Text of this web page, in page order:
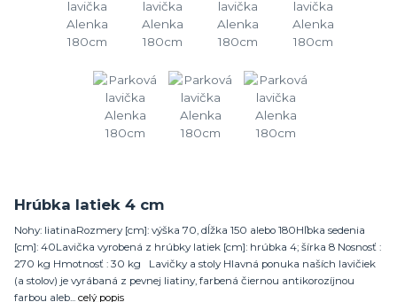
Hrúbka latiek 4 cm
Nohy: liatinaRozmery [cm]: výška 70, dĺžka 150 alebo 180Hľbka sedenia
[cm]: 40Lavička vyrobená z hrúbky latiek [cm]: hrúbka 4; šírka 8 Nosnosť :
270 kg Hmotnosť : 30 kg Lavičky a stoly Hlavná ponuka naších lavičiek
(a stolov) je vyrábaná z pevnej liatiny, farbená čiernou antikorozíjnou
farbou aleb... celý popis